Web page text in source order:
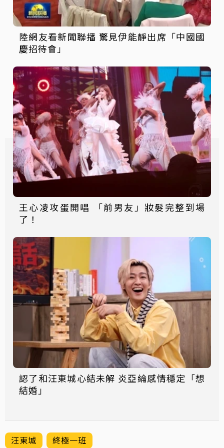
陸網友看新聞聯播 驚見伊能靜出席「中國國
慶招待會」
王心凌攻蛋開唱 「前男友」妝髮完整到場
了！
認了和汪東城心結未解 炎亞綸感情穩定「想
結婚」
汪東城 終極一班